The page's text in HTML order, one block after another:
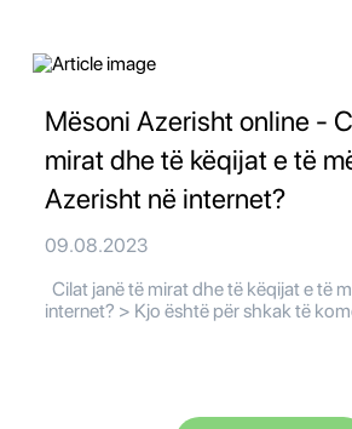
Mësoni Azerisht online -
mirat dhe të këqijat e të
Azerisht në internet?
09.08.2023
Cilat janë të mirat dhe të këqijat e të
internet? > Kjo është për shkak të